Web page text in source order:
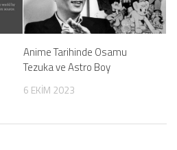
Anime Tarihinde Osamu
Tezuka ve Astro Boy
6 EKIM 2023